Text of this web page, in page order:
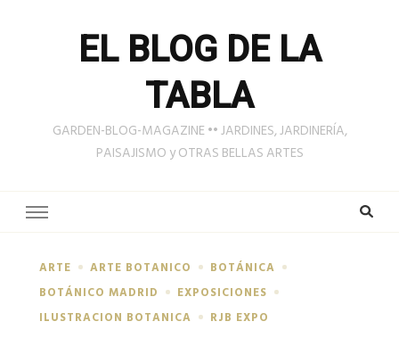
EL BLOG DE LA
TABLA
GARDEN-BLOG-MAGAZINE •• JARDINES, JARDINERÍA,
PAISAJISMO y OTRAS BELLAS ARTES
ARTE ARTE BOTANICO
BOTÁNICA
BOTÁNICO MADRID
EXPOSICIONES
ILUSTRACION BOTANICA
RJB EXPO